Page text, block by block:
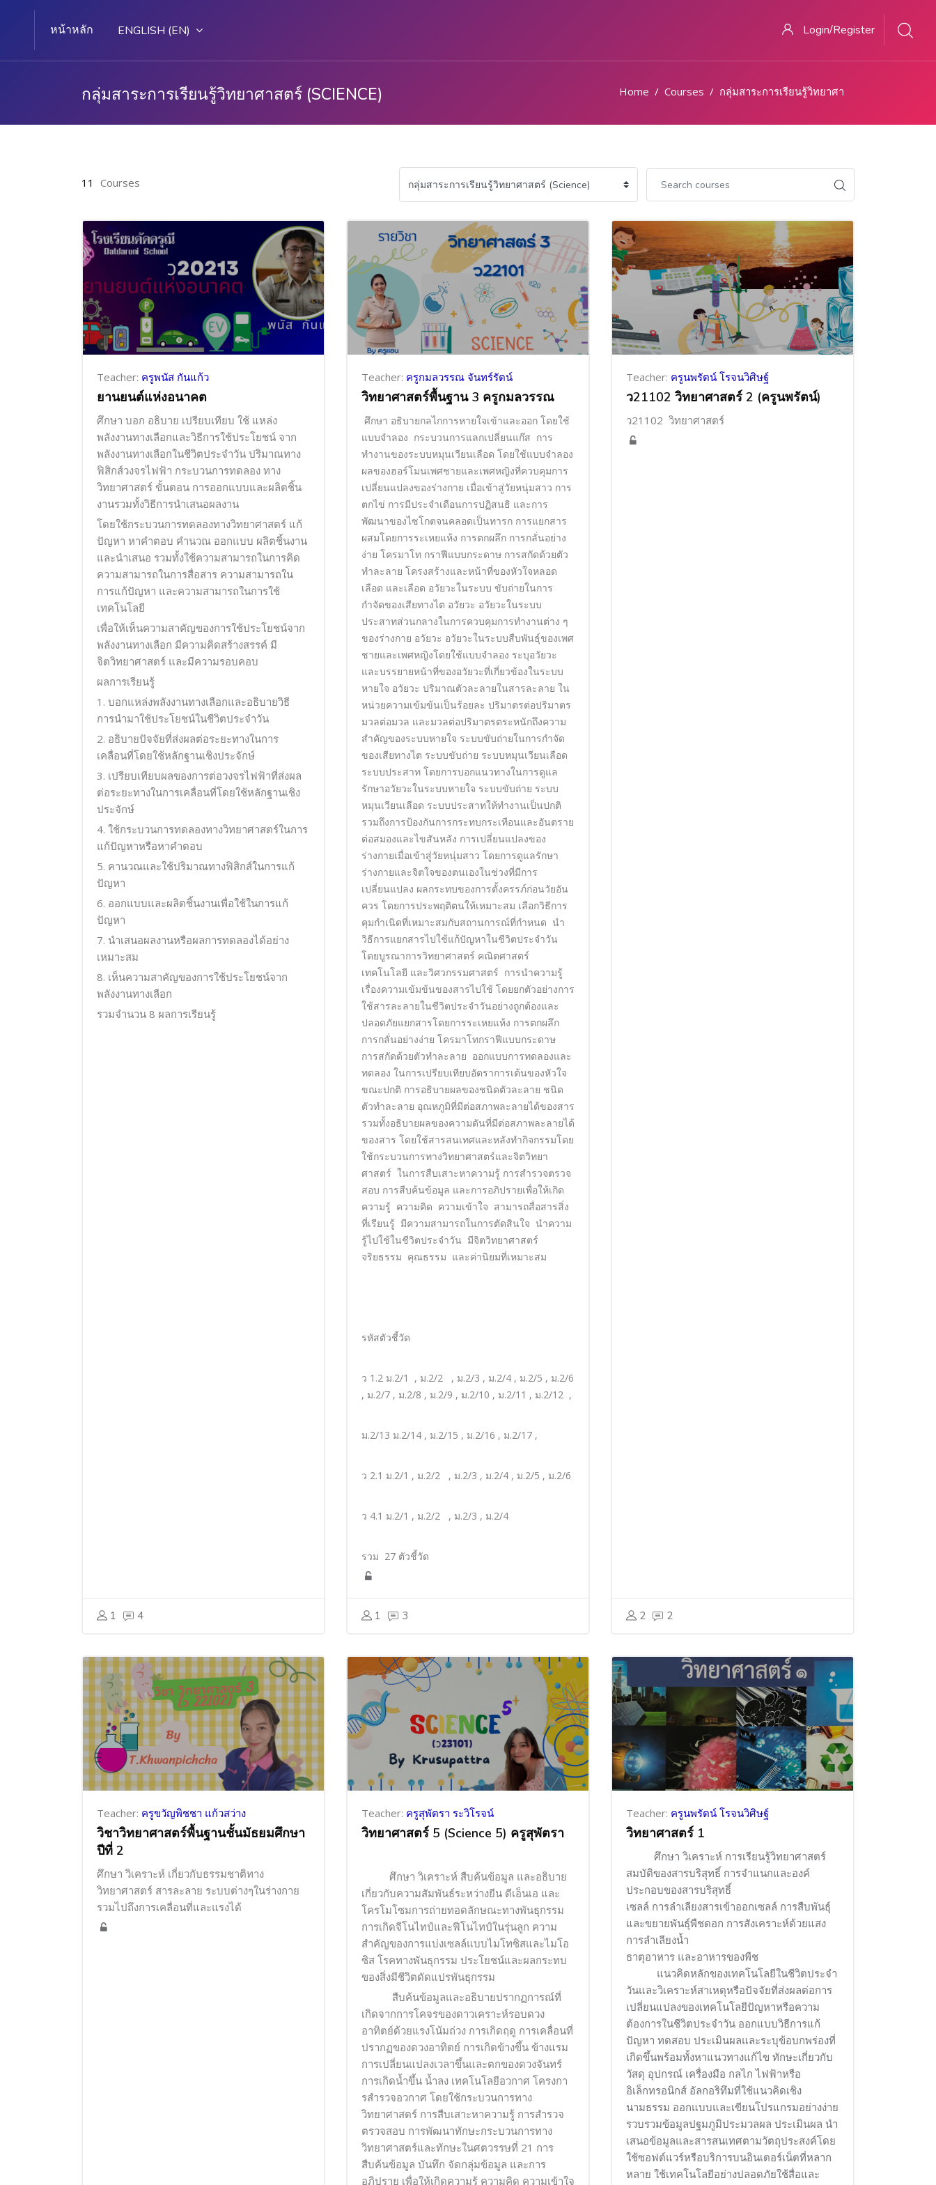
หน้าหลัก ENGLISH ‎(EN)‎ Login/Register
กลุ่มสาระการเรียนรู้วิทยาศาสตร์ (SCIENCE) Home Courses กลุ่มสาระการเรียนรู้วิทยาศาสตร์ (Science)
11 Courses
Teacher: ครูพนัส กันแก้ว
ยานยนต์แห่งอนาคต
ศึกษา บอก อธิบาย เปรียบเทียบ ใช้ แหล่ง
พลังงานทางเลือกและวิธีการใช้ประโยชน์ จาก
พลังงานทางเลือกในชีวิตประจำวัน ปริมาณทาง
ฟิสิกส์วงจรไฟฟ้า กระบวนการทดลอง ทาง
วิทยาศาสตร์ ขั้นตอน การออกแบบและผลิตชิ้น
งานรวมทั้งวิธีการนำเสนอผลงาน
โดยใช้กระบวนการทดลองทางวิทยาศาสตร์ แก้
ปัญหา หาคำตอบ คำนวณ ออกแบบ ผลิตชิ้นงาน
และนำเสนอ รวมทั้งใช้ความสามารถในการคิด
ความสามารถในการสื่อสาร ความสามารถใน
การแก้ปัญหา และความสามารถในการใช้
เทคโนโลยี
เพื่อให้เห็นความสาคัญของการใช้ประโยชน์จาก
พลังงานทางเลือก มีความคิดสร้างสรรค์ มี
จิตวิทยาศาสตร์ และมีความรอบคอบ
ผลการเรียนรู้
1. บอกแหล่งพลังงานทางเลือกและอธิบายวิธี
การนำมาใช้ประโยชน์ในชีวิตประจำวัน
2. อธิบายปัจจัยที่ส่งผลต่อระยะทางในการ
เคลื่อนที่โดยใช้หลักฐานเชิงประจักษ์
3. เปรียบเทียบผลของการต่อวงจรไฟฟ้าที่ส่งผล
ต่อระยะทางในการเคลื่อนที่โดยใช้หลักฐานเชิง
ประจักษ์
4. ใช้กระบวนการทดลองทางวิทยาศาสตร์ในการ
แก้ปัญหาหรือหาคำตอบ
5. คานวณและใช้ปริมาณทางฟิสิกส์ในการแก้
ปัญหา
6. ออกแบบและผลิตชิ้นงานเพื่อใช้ในการแก้
ปัญหา
7. นำเสนอผลงานหรือผลการทดลองได้อย่าง
เหมาะสม
8. เห็นความสาคัญของการใช้ประโยชน์จาก
พลังงานทางเลือก
รวมจำนวน 8 ผลการเรียนรู้
1 4
Teacher: ครูกมลวรรณ จันทร์รัตน์
วิทยาศาสตร์พื้นฐาน 3 ครูกมลวรรณ
ศึกษา อธิบายกลไกการหายใจเข้าและออก โดยใช้
แบบจำลอง กระบวนการแลกเปลี่ยนแก๊ส การ
ทำงานของระบบหมุนเวียนเลือด โดยใช้แบบจำลอง
ผลของฮอร์โมนเพศชายและเพศหญิงที่ควบคุมการ
เปลี่ยนแปลงของร่างกาย เมื่อเข้าสู่วัยหนุ่มสาว การ
ตกไข่ การมีประจำเดือนการปฏิสนธิ และการ
พัฒนาของไซโกตจนคลอดเป็นทารก การแยกสาร
ผสมโดยการระเหยแห้ง การตกผลึก การกลั่นอย่าง
ง่าย โครมาโท กราฟีแบบกระดาษ การสกัดด้วยตัว
ทำละลาย โครงสร้างและหน้าที่ของหัวใจหลอด
เลือด และเลือด อวัยวะในระบบ ขับถ่ายในการ
กำจัดของเสียทางไต อวัยวะ อวัยวะในระบบ
ประสาทส่วนกลางในการควบคุมการทำงานต่าง ๆ
ของร่างกาย อวัยวะ อวัยวะในระบบสืบพันธุ์ของเพศ
ชายและเพศหญิงโดยใช้แบบจำลอง ระบุอวัยวะ
และบรรยายหน้าที่ของอวัยวะที่เกี่ยวข้องในระบบ
หายใจ อวัยวะ ปริมาณตัวละลายในสารละลาย ใน
หน่วยความเข้มข้นเป็นร้อยละ ปริมาตรต่อปริมาตร
มวลต่อมวล และมวลต่อปริมาตรตระหนักถึงความ
สำคัญของระบบหายใจ ระบบขับถ่ายในการกำจัด
ของเสียทางไต ระบบขับถ่าย ระบบหมุนเวียนเลือด
ระบบประสาท โดยการบอกแนวทางในการดูแล
รักษาอวัยวะในระบบหายใจ ระบบขับถ่าย ระบบ
หมุนเวียนเลือด ระบบประสาทให้ทำงานเป็นปกติ
รวมถึงการป้องกันการกระทบกระเทือนและอันตราย
ต่อสมองและไขสันหลัง การเปลี่ยนแปลงของ
ร่างกายเมื่อเข้าสู่วัยหนุ่มสาว โดยการดูแลรักษา
ร่างกายและจิตใจของตนเองในช่วงที่มีการ
เปลี่ยนแปลง ผลกระทบของการตั้งครรภ์ก่อนวัยอัน
ควร โดยการประพฤติตนให้เหมาะสม เลือกวิธีการ
คุมกำเนิดที่เหมาะสมกับสถานการณ์ที่กำหนด นำ
วิธีการแยกสารไปใช้แก้ปัญหาในชีวิตประจำวัน
โดยบูรณาการวิทยาศาสตร์ คณิตศาสตร์
เทคโนโลยี และวิศวกรรมศาสตร์ การนำความรู้
เรื่องความเข้มข้นของสารไปใช้ โดยยกตัวอย่างการ
ใช้สารละลายในชีวิตประจำวันอย่างถูกต้องและ
ปลอดภัยแยกสารโดยการระเหยแห้ง การตกผลึก
การกลั่นอย่างง่าย โครมาโทกราฟีแบบกระดาษ
การสกัดด้วยตัวทำละลาย ออกแบบการทดลองและ
ทดลอง ในการเปรียบเทียบอัตราการเต้นของหัวใจ
ขณะปกติ การอธิบายผลของชนิดตัวละลาย ชนิด
ตัวทำละลาย อุณหภูมิที่มีต่อสภาพละลายได้ของสาร
รวมทั้งอธิบายผลของความดันที่มีต่อสภาพละลายได้
ของสาร โดยใช้สารสนเทศและหลังทำกิจกรรมโดย
ใช้กระบวนการทางวิทยาศาสตร์และจิตวิทยา
ศาสตร์ ในการสืบเสาะหาความรู้ การสำรวจตรวจ
สอบ การสืบค้นข้อมูล และการอภิปรายเพื่อให้เกิด
ความรู้ ความคิด ความเข้าใจ สามารถสื่อสารสิ่ง
ที่เรียนรู้ มีความสามารถในการตัดสินใจ นำความ
รู้ไปใช้ในชีวิตประจำวัน มีจิตวิทยาศาสตร์
จริยธรรม คุณธรรม และค่านิยมที่เหมาะสม
รหัสตัวชี้วัด
ว 1.2 ม.2/1 , ม.2/2 , ม.2/3 , ม.2/4 , ม.2/5 , ม.2/6
, ม.2/7 , ม.2/8 , ม.2/9 , ม.2/10 , ม.2/11 , ม.2/12 ,
ม.2/13 ม.2/14 , ม.2/15 , ม.2/16 , ม.2/17 ,
ว 2.1 ม.2/1 , ม.2/2 , ม.2/3 , ม.2/4 , ม.2/5 , ม.2/6
ว 4.1 ม.2/1 , ม.2/2 , ม.2/3 , ม.2/4
รวม 27 ตัวชี้วัด
1 3
Teacher: ครูนพรัตน์ โรจนวิศิษฐ์
ว21102 วิทยาศาสตร์ 2 (ครูนพรัตน์)
ว21102 วิทยาศาสตร์
2 2
Teacher: ครูขวัญพิชชา แก้วสว่าง
วิชาวิทยาศาสตร์พื้นฐานชั้นมัธยมศึกษา
ปีที่ 2
ศึกษา วิเคราะห์ เกี่ยวกับธรรมชาติทาง
วิทยาศาสตร์ สารละลาย ระบบต่างๆในร่างกาย
รวมไปถึงการเคลื่อนที่และแรงได้
Teacher: ครูสุพัตรา ระวิโรจน์
วิทยาศาสตร์ 5 (Science 5) ครูสุพัตรา
ศึกษา วิเคราะห์ สืบค้นข้อมูล และอธิบาย
เกี่ยวกับความสัมพันธ์ระหว่างยีน ดีเอ็นเอ และ
โครโมโซมการถ่ายทอดลักษณะทางพันธุกรรม
การเกิดจีโนไทป์และฟีโนไทป์ในรุ่นลูก ความ
สําคัญของการแบ่งเซลล์แบบไมโทซิสและไมโอ
ซิส โรคทางพันธุกรรม ประโยชน์และผลกระทบ
ของสิ่งมีชีวิตดัดแปรพันธุกรรม
สืบค้นข้อมูลและอธิบายปรากฏการณ์ที่
เกิดจากการโคจรของดาวเคราะห์รอบดวง
อาทิตย์ด้วยแรงโน้มถ่วง การเกิดฤดู การเคลื่อนที่
ปรากฏของดวงอาทิตย์ การเกิดข้างขึ้น ข้างแรม
การเปลี่ยนแปลงเวลาขึ้นและตกของดวงจันทร์
การเกิดน้ำขึ้น น้ำลง เทคโนโลยีอวกาศ โครงกา
รสํารวจอวกาศ โดยใช้กระบวนการทาง
วิทยาศาสตร์ การสืบเสาะหาความรู้ การสำรวจ
ตรวจสอบ การพัฒนาทักษะกระบวนการทาง
วิทยาศาสตร์และทักษะในศตวรรษที่ 21 การ
สืบค้นข้อมูล บันทึก จัดกลุ่มข้อมูล และการ
อภิปราย เพื่อให้เกิดความรู้ ความคิด ความเข้าใจ
Teacher: ครูนพรัตน์ โรจนวิศิษฐ์
วิทยาศาสตร์ 1
ศึกษา วิเคราะห์ การเรียนรู้วิทยาศาสตร์
สมบัติของสารบริสุทธิ์ การจำแนกและองค์
ประกอบของสารบริสุทธิ์
เซลล์ การลำเลียงสารเข้าออกเซลล์ การสืบพันธุ์
และขยายพันธุ์พืชดอก การสังเคราะห์ด้วยแสง
การลำเลียงน้ำ
ธาตุอาหาร และอาหารของพืช
แนวคิดหลักของเทคโนโลยีในชีวิตประจำ
วันและวิเคราะห์สาเหตุหรือปัจจัยที่ส่งผลต่อการ
เปลี่ยนแปลงของเทคโนโลยีปัญหาหรือความ
ต้องการในชีวิตประจำวัน ออกแบบวิธีการแก้
ปัญหา ทดสอบ ประเมินผลและระบุข้อบกพร่องที่
เกิดขึ้นพร้อมทั้งหาแนวทางแก้ไข ทักษะเกี่ยวกับ
วัสดุ อุปกรณ์ เครื่องมือ กลไก ไฟฟ้าหรือ
อิเล็กทรอนิกส์ อัลกอริทึมที่ใช้แนวคิดเชิง
นามธรรม ออกแบบและเขียนโปรแกรมอย่างง่าย
รวบรวมข้อมูลปฐมภูมิประมวลผล ประเมินผล นำ
เสนอข้อมูลและสารสนเทศตามวัตถุประสงค์โดย
ใช้ซอฟต์แวร์หรือบริการบนอินเตอร์เน็ตที่หลาก
หลาย ใช้เทคโนโลยีอย่างปลอดภัยใช้สื่อและ